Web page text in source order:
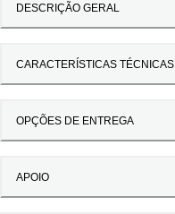
DESCRIÇÃO GERAL
CARACTERÍSTICAS TÉCNICAS
OPÇÕES DE ENTREGA
APOIO